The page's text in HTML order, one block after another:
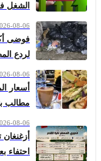
الشغل
08-06
فوضى
لردع
08-06
أسعار
مطالب
08-06
احتفاء